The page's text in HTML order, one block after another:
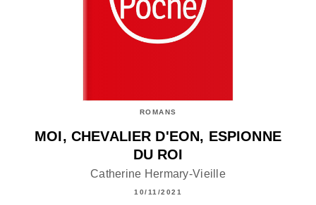
ROMANS
MOI, CHEVALIER D'EON, ESPIONNE
DU ROI
Catherine Hermary-Vieille
10/11/2021